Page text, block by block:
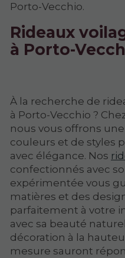
Porto-Vecchio.
Rideaux
à Porto-
À la recherche de
à Porto-Vecchio ?
nous vous offrons
couleurs et de styles
avec élégance. Nos
confectionnés avec
expérimentée vous
matières et des
parfaitement à votre
avec sa beauté
décoration à la
mesure sauront